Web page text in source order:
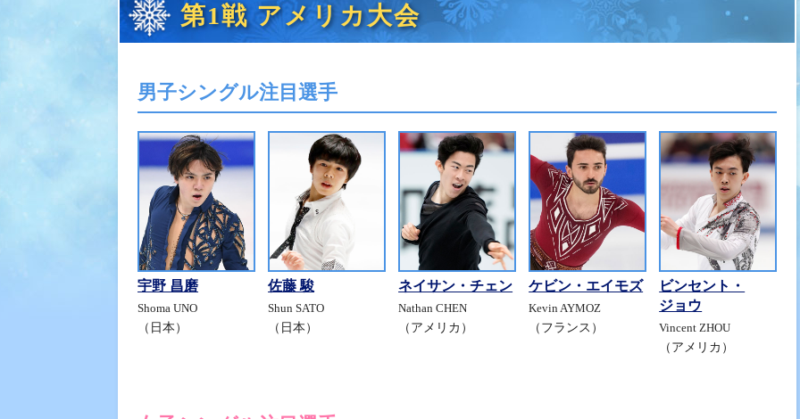
第1戦 アメリカ大会
男子シングル注目選手
宇野 昌磨
Shoma UNO
（日本）
佐藤 駿
Shun SATO
（日本）
ネイサン・チェン
Nathan CHEN
（アメリカ）
ケビン・エイモズ
Kevin AYMOZ
（フランス）
ビンセント・
ジョウ
Vincent ZHOU
（アメリカ）